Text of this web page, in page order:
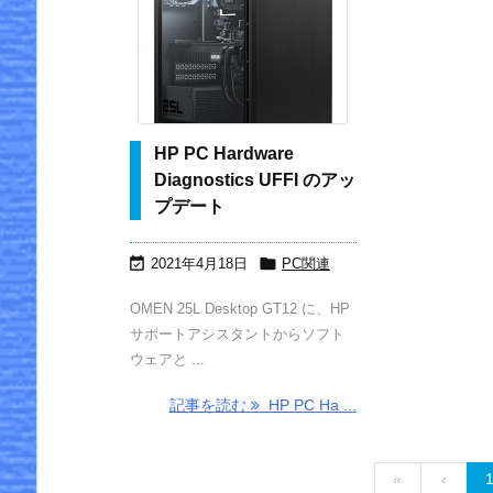
HP PC Hardware
Diagnostics UFFI のアッ
プデート
 2021年4月18日  PC関連
OMEN 25L Desktop GT12 に、HP
サポートアシスタントからソフト
ウェアと ...
記事を読む HP PC Ha ...
« ‹ 1